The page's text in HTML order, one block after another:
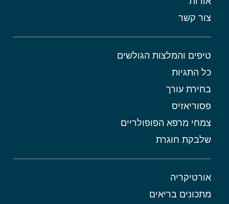
צור קשר
טיפים והמלצות הגולשים
כל התגיות
בחירת עורך
פסוריאזיס
צמחי מרפא הפופולריים
שלבקת חוגרת
אורטיקריה
מתכונים בריאים